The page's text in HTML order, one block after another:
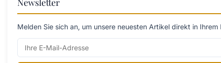
Melden Sie sich an, um unsere neuesten Artikel direkt in